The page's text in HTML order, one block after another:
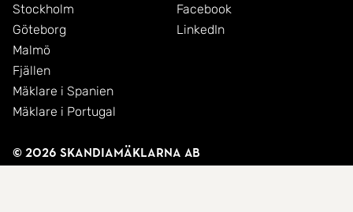
Stockholm
Göteborg
Malmö
Fjällen
Mäklare i Spanien
Mäklare i Portugal
Facebook
LinkedIn
© 2026 SkandiaMäklarna AB